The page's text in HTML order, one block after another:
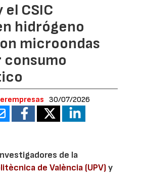
el CSIC
hidrógeno
microondas
consumo
30/07/2026
de la
de València (UPV)y